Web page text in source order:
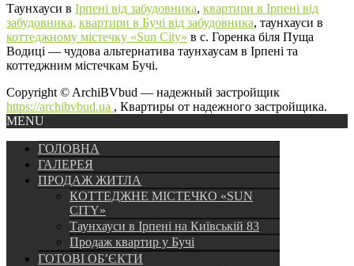
Таунхауси в Ірпені від забудовника, квартири в Ірпені від
забудовника, квартири в Бучі від забудовника, таунхауси в
коттеджному містечку «Sun City» в с. Горенка біля Пуща
Водиці — чудова альтернатива таунхаусам в Ірпені та
коттеджним містечкам Бучі.
Copyright © ArchiBVbud — надежный застройщик
https://archibvbud.ua , Квартиры от надежного застройщика.
MENU
ГОЛОВНА
ГАЛЕРЕЯ
ПРОДАЖ ЖИТЛА
КОТТЕДЖНЕ МІСТЕЧКО «SUN
CITY»
Таунхауси в Ірпені на Київській 83
Продаж квартир у Бучі
ГОТОВІ ОБ’ЄКТИ